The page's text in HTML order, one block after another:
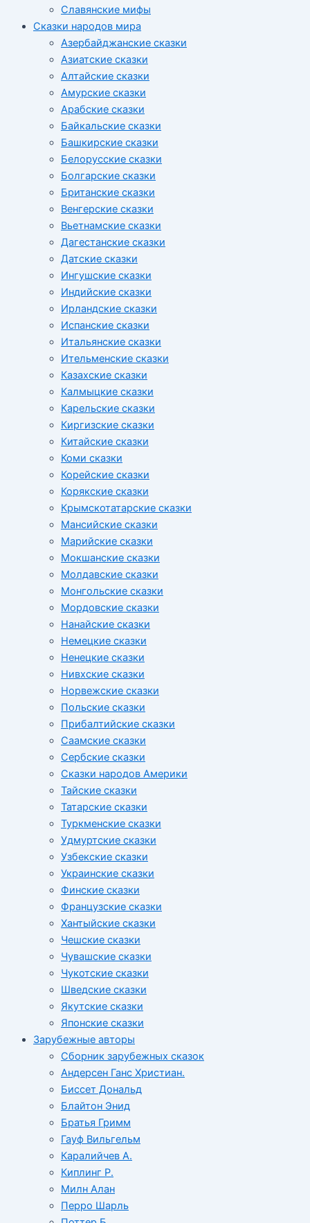
Славянские мифы
Сказки народов мира
Азербайджанские сказки
Азиатские сказки
Алтайские сказки
Амурские сказки
Арабские сказки
Байкальские сказки
Башкирские сказки
Белорусские сказки
Болгарские сказки
Британские сказки
Венгерские сказки
Вьетнамские сказки
Дагестанские сказки
Датские сказки
Ингушские сказки
Индийские сказки
Ирландские сказки
Испанские сказки
Итальянские сказки
Ительменские сказки
Казахские сказки
Калмыцкие сказки
Карельские сказки
Киргизские сказки
Китайские сказки
Коми сказки
Корейские сказки
Корякские сказки
Крымскотатарские сказки
Мансийские сказки
Марийские сказки
Мокшанские сказки
Молдавские сказки
Монгольские сказки
Мордовские сказки
Нанайские сказки
Немецкие сказки
Ненецкие сказки
Нивхские сказки
Норвежские сказки
Польские сказки
Прибалтийские сказки
Cаамские сказки
Сербские сказки
Сказки народов Америки
Тайские сказки
Татарские сказки
Туркменские сказки
Удмуртские сказки
Узбекские сказки
Украинские сказки
Финские сказки
Французские сказки
Хантыйские сказки
Чешские сказки
Чувашские сказки
Чукотские сказки
Шведские сказки
Якутские сказки
Японские сказки
Зарубежные авторы
Сборник зарубежных сказок
Андерсен Ганс Христиан.
Биссет Дональд
Блайтон Энид
Братья Гримм
Гауф Вильгельм
Каралийчев А.
Киплинг Р.
Милн Алан
Перро Шарль